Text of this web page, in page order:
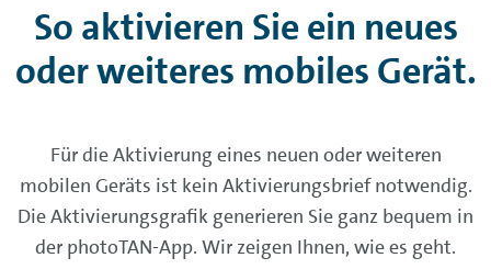
So aktivieren Sie ein neues
oder weiteres mobiles Gerät.
Für die Aktivierung eines neuen oder weiteren
mobilen Geräts ist kein Aktivierungsbrief notwendig.
Die Aktivierungsgrafik generieren Sie ganz bequem in
der photoTAN-App. Wir zeigen Ihnen, wie es geht.